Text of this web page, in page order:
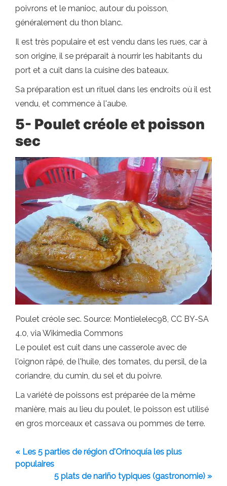
poivrons et le manioc, autour du poisson,
généralement du thon blanc.
Il est très populaire et est vendu dans les rues, car à
son origine, il se préparait à nourrir les habitants du
port et a cuit dans la cuisine des bateaux.
Sa préparation est un rituel dans les endroits où il est
vendu, et commence à l'aube.
5- Poulet créole et poisson
sec
Poulet créole sec. Source: Montielelec98, CC BY-SA
4.0, via Wikimedia Commons
Le poulet est cuit dans une casserole avec de
l'oignon râpé, de l'huile, des tomates, du persil, de la
coriandre, du cumin, du sel et du poivre.
La variété de poissons est préparée de la même
manière, mais au lieu du poulet, le poisson est utilisé
en gros morceaux et cassava ou pommes de terre.
« Les 5 parties de région d'Orinoquía les plus
populaires
5 plats de nariño typiques (gastronomie) »